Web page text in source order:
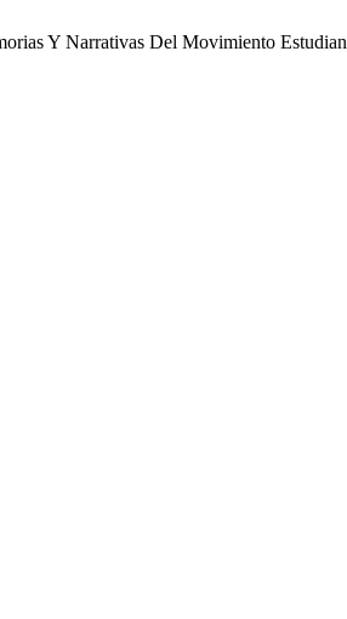
Y Narrativas Del Movimiento